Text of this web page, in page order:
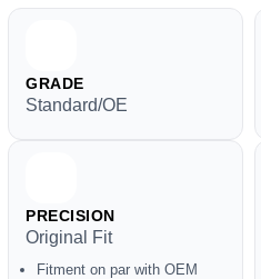
GRADE
Standard/OE
PRECISION
Original Fit
Fitment on par with OEM